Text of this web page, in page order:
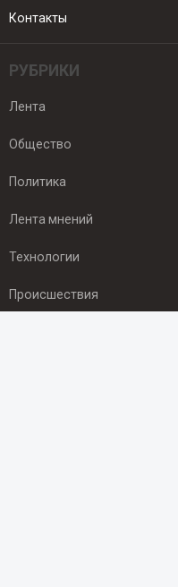
Контакты
РУБРИКИ
Лента
Общество
Политика
Лента мнений
Технологии
Происшествия